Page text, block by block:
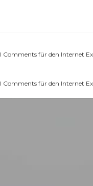
zu früh ausgelöst. Das ist
Comments für den Internet
Comments für den Internet